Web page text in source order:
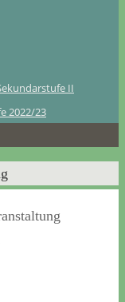
II
2022/23